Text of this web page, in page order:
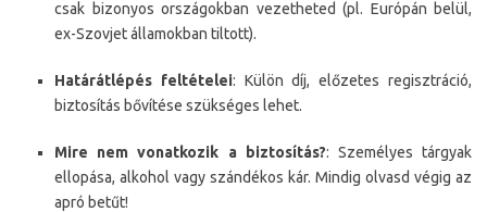
csak bizonyos országokban vezetheted (pl. Európán belül,
ex-Szovjet államokban tiltott).
Határátlépés feltételei: Külön díj, előzetes regisztráció,
biztosítás bővítése szükséges lehet.
Mire nem vonatkozik a biztosítás?: Személyes tárgyak
ellopása, alkohol vagy szándékos kár. Mindig olvasd végig az
apró betűt!